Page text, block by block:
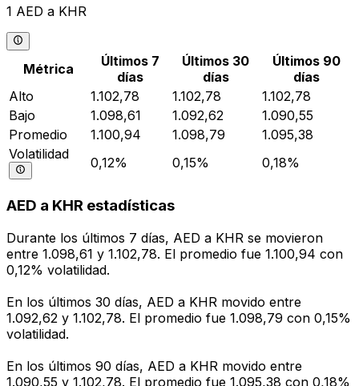
1 AED a KHR
Métrica
Últimos 7
días
Últimos 30
días
Últimos 90
días
Alto
1.102,78 1.102,78
1.102,78
Bajo
1.098,61 1.092,62
1.090,55
Promedio
1.100,94 1.098,79
1.095,38
Volatilidad
0,12% 0,15% 0,18%
AED a KHR estadísticas
Durante los últimos 7 días, AED a KHR se movieron
entre 1.098,61 y 1.102,78. El promedio fue 1.100,94 con
0,12% volatilidad.
En los últimos 30 días, AED a KHR movido entre
1.092,62 y 1.102,78. El promedio fue 1.098,79 con 0,15%
volatilidad.
En los últimos 90 días, AED a KHR movido entre
1.090,55 y 1.102,78. El promedio fue 1.095,38 con 0,18%